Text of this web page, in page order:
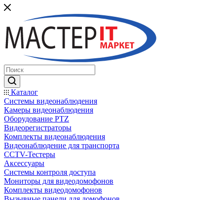
Каталог
Системы видеонаблюдения
Камеры видеонаблюдения
Оборудование PTZ
Видеорегистраторы
Комплекты видеонаблюдения
Видеонаблюдение для транспорта
CCTV-Тестеры
Аксессуары
Системы контроля доступа
Мониторы для видеодомофонов
Комплекты видеодомофонов